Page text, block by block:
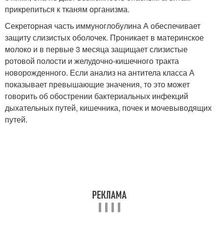
прикрепиться к тканям организма.
Секреторная часть иммуноглобулина А обеспечивает
защиту слизистых оболочек. Проникает в материнское
молоко и в первые 3 месяца защищает слизистые
ротовой полости и желудочно-кишечного тракта
новорожденного. Если анализ на антитела класса А
показывает превышающие значения, то это может
говорить об обострении бактериальных инфекций
дыхательных путей, кишечника, почек и мочевыводящих
путей.